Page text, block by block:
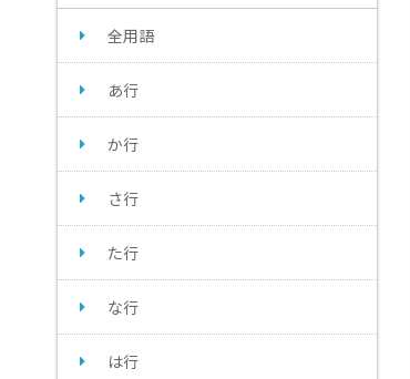
全用語
あ行
か行
さ行
た行
な行
は行